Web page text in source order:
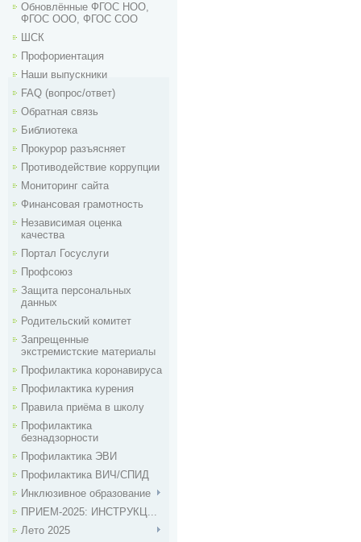
Обновлённые ФГОС НОО,
ФГОС ООО, ФГОС СОО
ШСК
Профориентация
Наши выпускники
FAQ (вопрос/ответ)
Обратная связь
Библиотека
Прокурор разъясняет
Противодействие коррупции
Мониторинг сайта
Финансовая грамотность
Независимая оценка
качества
Портал Госуслуги
Профсоюз
Защита персональных
данных
Родительский комитет
Запрещенные
экстремистские материалы
Профилактика коронавируса
Профилактика курения
Правила приёма в школу
Профилактика
безнадзорности
Профилактика ЭВИ
Профилактика ВИЧ/СПИД
Инклюзивное образование
ПРИЕМ-2025: ИНСТРУКЦ...
Лето 2025